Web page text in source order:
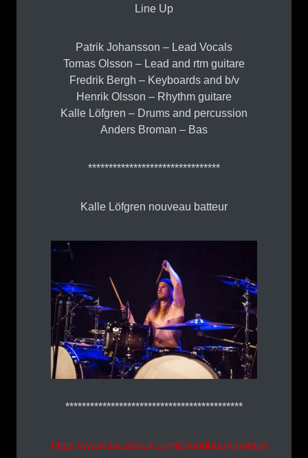
Line Up
Patrik Johansson – Lead Vocals
Tomas Olsson – Lead and rtm guitare
Fredrik Bergh – Keyboards and b/v
Henrik Olsson – Rhythm guitare
Kalle Löfgren – Drums and percussion
Anders Broman – Bas
********************************
Kalle Löfgren nouveau batteur
*******************************************
https://www.facebook.com/bloodboundmetal/